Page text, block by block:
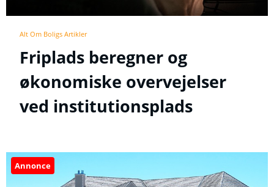
Alt Om Boligs Artikler
Friplads beregner og
økonomiske overvejelser
ved institutionsplads
Annonce